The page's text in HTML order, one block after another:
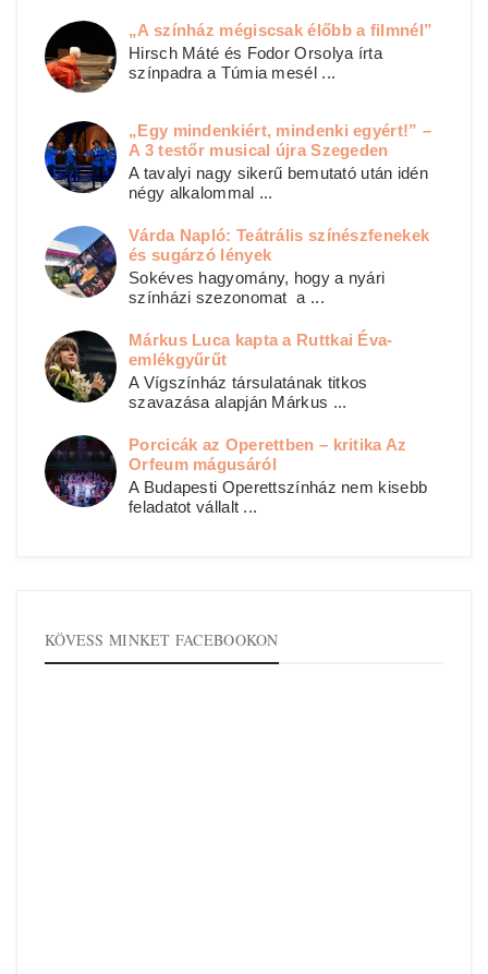
„A színház mégiscsak élőbb a filmnél”
Hirsch Máté és Fodor Orsolya írta
színpadra a Túmia mesél ...
„Egy mindenkiért, mindenki egyért!” –
A 3 testőr musical újra Szegeden
A tavalyi nagy sikerű bemutató után idén
négy alkalommal ...
Várda Napló: Teátrális színészfenekek
és sugárzó lények
Sokéves hagyomány, hogy a nyári
színházi szezonomat a ...
Márkus Luca kapta a Ruttkai Éva-
emlékgyűrűt
A Vígszínház társulatának titkos
szavazása alapján Márkus ...
Porcicák az Operettben – kritika Az
Orfeum mágusáról
A Budapesti Operettszínház nem kisebb
feladatot vállalt ...
KÖVESS MINKET FACEBOOKON